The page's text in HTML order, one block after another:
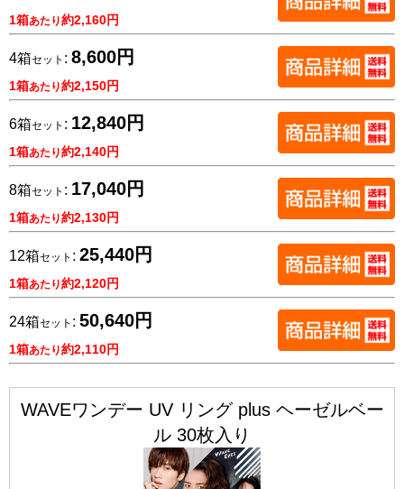
1箱あたり約2,160円
4箱セット : 8,600円
1箱あたり約2,150円
6箱セット : 12,840円
1箱あたり約2,140円
8箱セット : 17,040円
1箱あたり約2,130円
12箱セット : 25,440円
1箱あたり約2,120円
24箱セット : 50,640円
1箱あたり約2,110円
WAVEワンデー UV リング plus ヘーゼルベー
ル 30枚入り